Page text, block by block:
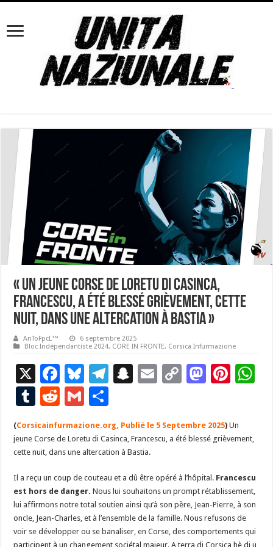
« Un jeune Corse de Loretu di Casinca,
Francescu, a été blessé grièvement, cette
nuit, dans une altercation à Bastia »
AnToFpcL™
6 septembre 2025
Bloc Indépendantiste 2024, CORE IN FRONTE, Corsica Infurmazione
X
F
ac
e
b
o
o
k
Bl
u
es
ky
T
gr
a
m
S
p
c
h
at
E
l
C
y
n
k
M
d
n
Pi
es
p
T
u
m
bl
r
R
d
di
t
G
ai
l
ta
g
er
(Corsicainfurmazione.org, Publié le 5 Septembre 2025) Un
jeune Corse de Loretu di Casinca, Francescu, a été blessé grièvement,
cette nuit, dans une altercation à Bastia.
Il a reçu un coup de couteau et a dû être opéré à l’hôpital. Francescu
est hors de danger. Nous lui souhaitons un prompt rétablissement,
lui affirmons notre total soutien ainsi qu’à son père, Jean-Pierre, à son
oncle, Jean-Charles, et à l’ensemble de la famille. Nous refusons de
voir se développer ou se banaliser, en Corse, des comportements qui
participent à un changement sociétal majeur. A terra di Corsica hè di u